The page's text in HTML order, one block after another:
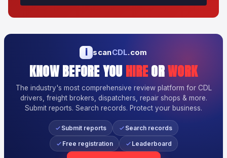
i scanCDL.com
KNOW BEFORE YOU HIREORWORK
The industry's most comprehensive review platform for CDL
drivers, freight brokers, dispatchers, repair shops & more.
Submit reports. Search records. Protect your business.
Submit reports Search records
Free registration Leaderboard